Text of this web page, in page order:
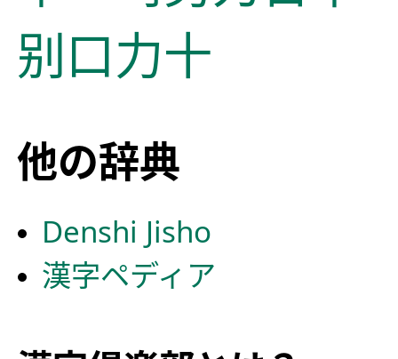
别口力十
他の辞典
Denshi Jisho
漢字ペディア